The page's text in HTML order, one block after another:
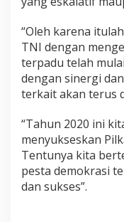
“Oleh karena
TNI dengan
terpadu telah
dengan sinergi
terkait akan terus
“Tahun 2020 ini
menyukseskan
Tentunya kita
pesta demokrasi
dan sukses”.